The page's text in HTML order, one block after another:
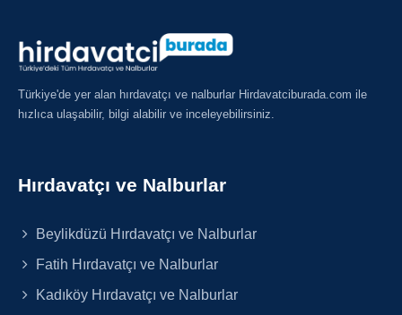
Türkiye'de yer alan hırdavatçı ve nalburlar Hirdavatciburada.com ile
hızlıca ulaşabilir, bilgi alabilir ve inceleyebilirsiniz.
Hırdavatçı ve Nalburlar
Beylikdüzü Hırdavatçı ve Nalburlar
Fatih Hırdavatçı ve Nalburlar
Kadıköy Hırdavatçı ve Nalburlar